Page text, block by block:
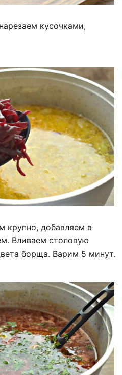
кусочками,
крупно, добавляем в
Вливаем столовую
борща. Варим 5 минут.